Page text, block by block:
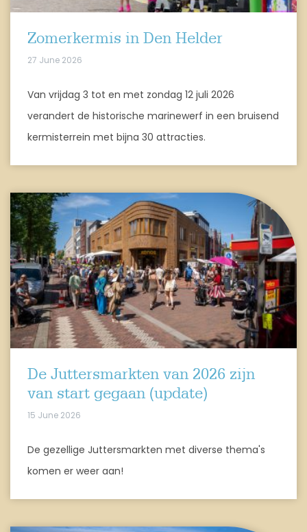
Zomerkermis in Den Helder
27 June 2026
Van vrijdag 3 tot en met zondag 12 juli 2026
verandert de historische marinewerf in een bruisend
kermisterrein met bijna 30 attracties.
De Juttersmarkten van 2026 zijn
van start gegaan (update)
15 June 2026
De gezellige Juttersmarkten met diverse thema's
komen er weer aan!